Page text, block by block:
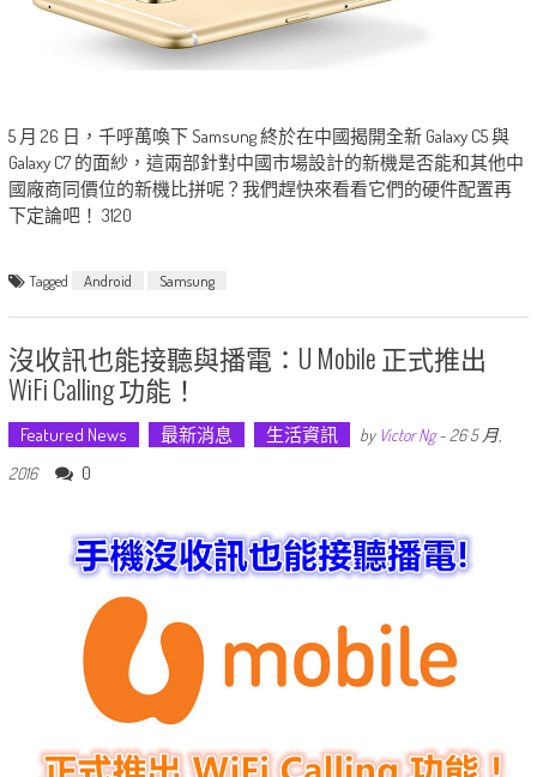
5 月 26 日，千呼萬喚下 Samsung 終於在中國揭開全新 Galaxy C5 與
Galaxy C7 的面紗，這兩部針對中國市場設計的新機是否能和其他中
國廠商同價位的新機比拼呢？我們趕快來看看它們的硬件配置再
下定論吧！ 3120
Tagged Android Samsung
沒收訊也能接聽與播電：U Mobile 正式推出
WiFi Calling 功能！
Featured News 最新消息 生活資訊 by Victor Ng- 26 5 月,
2016
0